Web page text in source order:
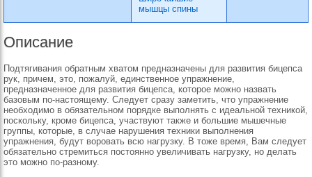
мышцы спины
Описание
Подтягивания обратным хватом предназначены для развития бицепса
рук, причем, это, пожалуй, единственное упражнение,
предназначенное для развития бицепса, которое можно назвать
базовым по-настоящему. Следует сразу заметить, что упражнение
необходимо в обязательном порядке выполнять с идеальной техникой,
поскольку, кроме бицепса, участвуют также и большие мышечные
группы, которые, в случае нарушения техники выполнения
упражнения, будут воровать всю нагрузку. В тоже время, Вам следует
обязательно стремиться постоянно увеличивать нагрузку, но делать
это можно по-разному.